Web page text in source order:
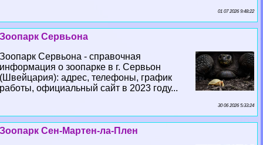
01 07 2026 9:48:22
Зоопарк Сервьона
Зоопарк Сервьона - справочная
информация о зоопарке в г. Сервьон
(Швейцария): адрес, телефоны, график
работы, официальный сайт в 2023 году...
30 06 2026 5:33:24
Зоопарк Сен-Мартен-ла-Плен